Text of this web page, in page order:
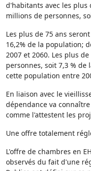
d'habitants avec les plus
millions de personnes,
Les plus de 75 ans
16,2% de la population;
2007 et 2060. Les plus
personnes, soit 7,3 %
cette population entre
En liaison avec le
dépendance va
comme l'attestent les
Une offre totalement
L'offre de chambres en
observés du fait d'une